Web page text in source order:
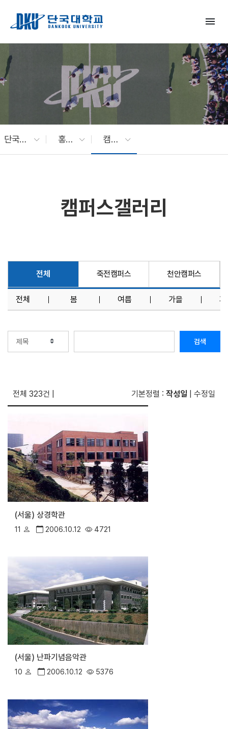
menu
단국대 소식 홍보관 캠퍼스갤러리
캠퍼스갤러리
전체 죽전캠퍼스 천안캠퍼스
전체 봄 여름 가을
검색
전체 323건 기본정렬 : 작성일 수정일
(서울) 상경학관
11 2006.10.12 4721
(서울) 난파기념음악관
10 2006.10.12 5376